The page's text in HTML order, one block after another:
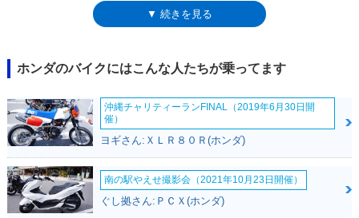
▼ 続きを見る
ホンダのバイクにはこんな人たちが乗ってます
沖縄チャリティーランFINAL（2019年6月30日開
催）
ヨギさん:ＸＬＲ８０Ｒ(ホンダ)
南の駅やえせ撮影会（2021年10月23日開催）
ぐし拠さん:ＰＣＸ(ホンダ)